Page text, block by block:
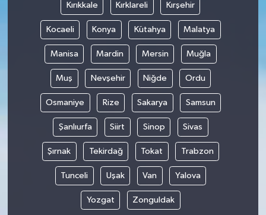
Kırıkkale Kırklareli Kırşehir
Kocaeli Konya Kütahya Malatya
Manisa Mardin Mersin Muğla
Muş Nevşehir Niğde Ordu
Osmaniye Rize Sakarya Samsun
Şanlıurfa Siirt Sinop Sivas
Şırnak Tekirdağ Tokat Trabzon
Tunceli Uşak Van Yalova
Yozgat Zonguldak